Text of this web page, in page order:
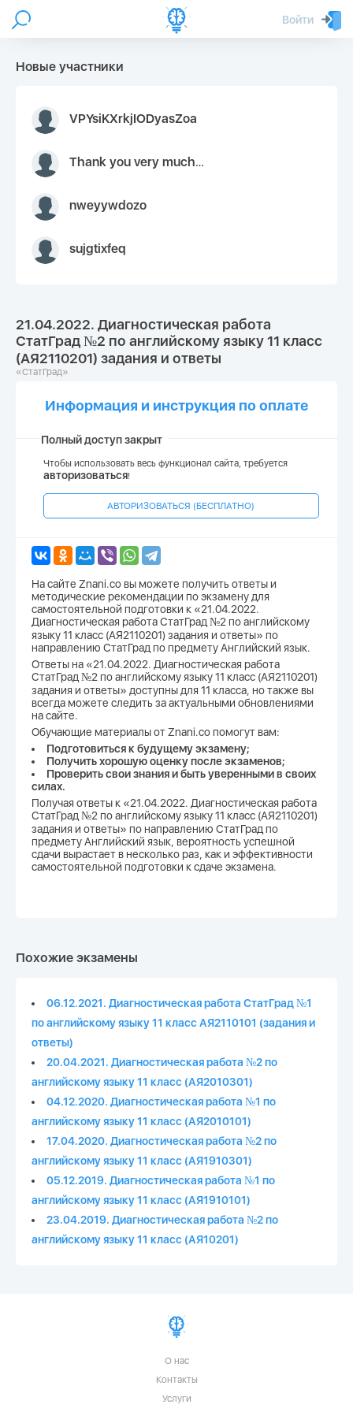
Войти
Новые участники
VPYsiKXrkjIODyasZoa
Thank you very much for your inquiry We appreciate you 9126052 https://youtube.com faceapple !
nweyywdozo
sujgtixfeq
21.04.2022. Диагностическая работа
СтатГрад №2 по английскому языку 11 класс
(АЯ2110201) задания и ответы
«СтатГрад»
Информация и инструкция по оплате
Полный доступ закрыт
Чтобы использовать весь функционал сайта, требуется
авторизоваться!
АВТОРИЗОВАТЬСЯ (БЕСПЛАТНО)
На сайте Znani.co вы можете получить ответы и
методические рекомендации по экзамену для
самостоятельной подготовки к «21.04.2022.
Диагностическая работа СтатГрад №2 по английскому
языку 11 класс (АЯ2110201) задания и ответы» по
направлению СтатГрад по предмету Английский язык.
Ответы на «21.04.2022. Диагностическая работа
СтатГрад №2 по английскому языку 11 класс (АЯ2110201)
задания и ответы» доступны для 11 класса, но также вы
всегда можете следить за актуальными обновлениями
на сайте.
Обучающие материалы от Znani.co помогут вам:
Подготовиться к будущему экзамену;
Получить хорошую оценку после экзаменов;
Проверить свои знания и быть уверенными в своих
силах.
Получая ответы к «21.04.2022. Диагностическая работа
СтатГрад №2 по английскому языку 11 класс (АЯ2110201)
задания и ответы» по направлению СтатГрад по
предмету Английский язык, вероятность успешной
сдачи вырастает в несколько раз, как и эффективности
самостоятельной подготовки к сдаче экзамена.
Похожие экзамены
06.12.2021. Диагностическая работа СтатГрад №1
по английскому языку 11 класс АЯ2110101 (задания и
ответы)
20.04.2021. Диагностическая работа №2 по
английскому языку 11 класс (АЯ2010301)
04.12.2020. Диагностическая работа №1 по
английскому языку 11 класс (АЯ2010101)
17.04.2020. Диагностическая работа №2 по
английскому языку 11 класс (АЯ1910301)
05.12.2019. Диагностическая работа №1 по
английскому языку 11 класс (АЯ1910101)
23.04.2019. Диагностическая работа №2 по
английскому языку 11 класс (АЯ10201)
О нас
Контакты
Услуги